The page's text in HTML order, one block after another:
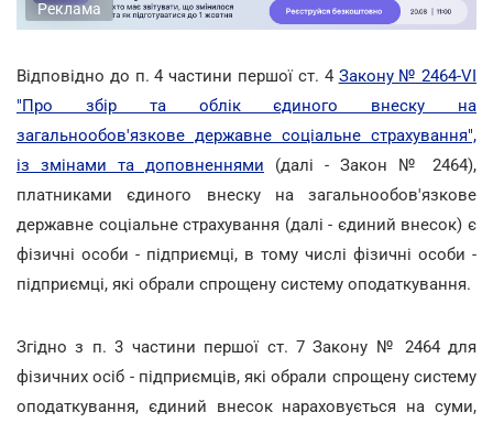
Реклама
Відповідно до п. 4 частини першої ст. 4 Закону № 2464-VI
"Про збір та облік єдиного внеску на
загальнообов'язкове державне соціальне страхування",
із змінами та доповненнями (далі - Закон № 2464),
платниками єдиного внеску на загальнообов'язкове
державне соціальне страхування (далі - єдиний внесок) є
фізичні особи - підприємці, в тому числі фізичні особи -
підприємці, які обрали спрощену систему оподаткування.
Згідно з п. 3 частини першої ст. 7 Закону № 2464 для
фізичних осіб - підприємців, які обрали спрощену систему
оподаткування, єдиний внесок нараховується на суми,